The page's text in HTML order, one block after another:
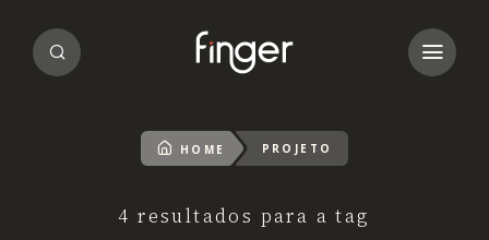
HOME PROJETO
4 resultados para a tag